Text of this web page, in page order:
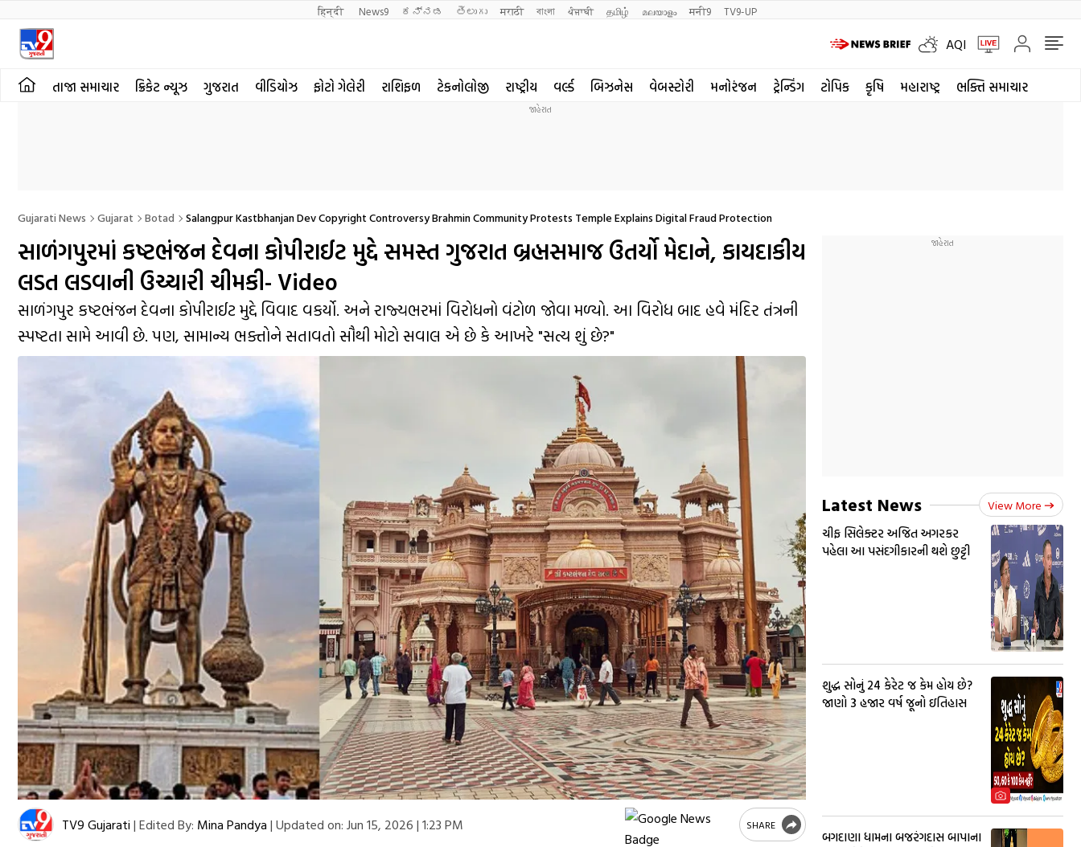
हिन्दी News9 ಕನ್ನಡ తెలుగు मराठी বাংলা ਪੰਜਾਬੀ தமிழ் മലയാളം मनी9 TV9-UP
AQI
તાજા સમાચાર ક્રિકેટ ન્યૂઝ ગુજરાત વીડિયોઝ ફોટો ગેલેરી રાશિફળ ટેકનોલોજી રાષ્ટ્રીય વર્લ્ડ બિઝનેસ વેબસ્ટોરી મનોરંજન ટ્રેન્ડિંગ ટોપિક કૃષિ મહારાષ્ટ્ર ભક્તિ સમાચાર
Gujarati News Gujarat Botad Salangpur Kastbhanjan Dev Copyright Controversy Brahmin Community Protests Temple Explains Digital Fraud Protection
સાળંગપુરમાં કષ્ટભંજન દેવના કોપીરાઈટ મુદ્દે સમસ્ત ગુજરાત બ્રહ્મસમાજ ઉતર્યો મેદાને, કાયદાકીય
લડત લડવાની ઉચ્ચારી ચીમકી- Video
સાળંગપુર કષ્ટભંજન દેવના કોપીરાઈટ મુદ્દે વિવાદ વકર્યો. અને રાજ્યભરમાં વિરોધનો વંટોળ જોવા મળ્યો. આ વિરોધ બાદ હવે મંદિર તંત્રની
સ્પષ્ટતા સામે આવી છે. પણ, સામાન્ય ભક્તોને સતાવતો સૌથી મોટો સવાલ એ છે કે આખરે "સત્ય શું છે?"
TV9 Gujarati | Edited By: Mina Pandya | Updated on: Jun 15, 2026 | 1:23 PM SHARE
Latest News View More
ચીફ સિલેક્ટર અજિત અગરકર
પહેલા આ પસંદગીકારની થશે છુટ્ટી
શુદ્ધ સોનું 24 કેરેટ જ કેમ હોય છે?
જાણો 3 હજાર વર્ષ જૂનો ઇતિહાસ
બગદાણા ધામના બજરંગદાસ બાપાના